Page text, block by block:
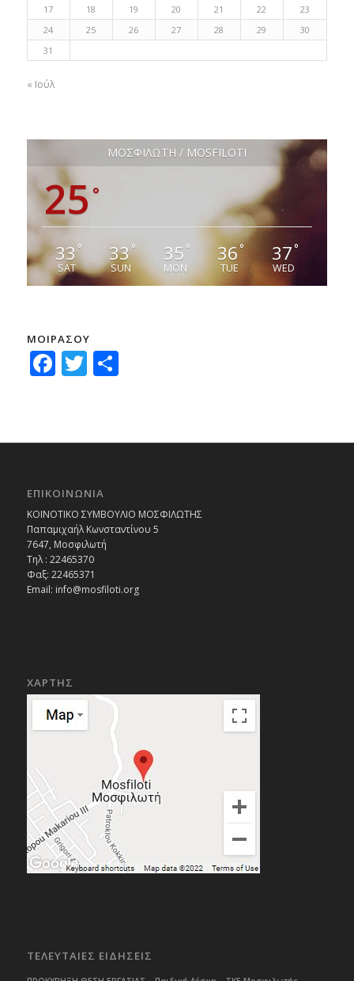
17
18 19 20 21 22
23
24
25 26 27 28 29
30
31
« Ιούλ
ΜΟΣΦΙΛΩΤΗ / MOSFILOTI
25 °
33°
SAT
33°
SUN
35 °
MON
36°
TUE
37°
WED
ΜΟΙΡΑΣΟΥ
Facebook
Twitter
Μοιραστείτε
ΕΠΙΚΟΙΝΩΝΙΑ
ΚΟΙΝΟΤΙΚΟ ΣΥΜΒΟΥΛΙΟ ΜΟΣΦΙΛΩΤΗΣ
Παπαμιχαήλ Κωνσταντίνου 5
7647, Μοσφιλωτή
Τηλ : 22465370
Φαξ: 22465371
Email: info@mosfiloti.org
ΧΑΡΤΗΣ
ΤΕΛΕΥΤΑΙΕΣ ΕΙΔΗΣΕΙΣ